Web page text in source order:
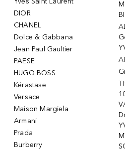
DIOR
CHANEL
Dolce & Gabbana
Jean Paul Gaultier
PAESE
HUGO BOSS
Kérastase
Versace
Maison Margiela
Armani
Prada
Burberry